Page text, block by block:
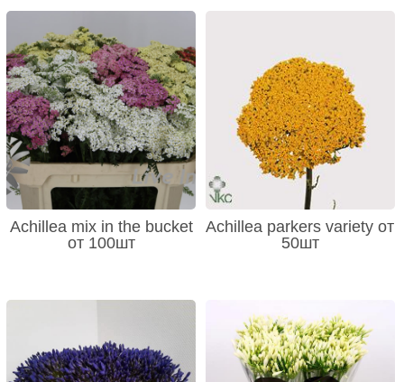
Achillea mix in the bucket
от 100шт
Achillea parkers variety от
50шт